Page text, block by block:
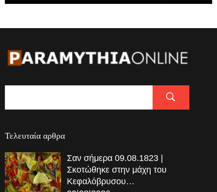
Τελευταία αρθρα
Σαν σήμερα 09.08.1823 |
Σκοτώθηκε στην μάχη του
Κεφαλόβρυσου…